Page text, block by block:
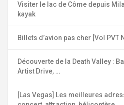
:
Visiter le lac de Côme depuis
kayak
Billets d’avion pas cher [Vol PVT
Découverte de la Death Valley :
Artist Drive, …
[Las Vegas] Les meilleures